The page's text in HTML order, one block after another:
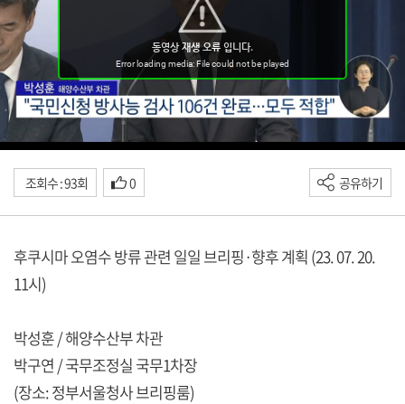
조회수 : 93회 0 공유하기
후쿠시마 오염수 방류 관련 일일 브리핑·향후 계획 (23. 07. 20.
11시)
박성훈 / 해양수산부 차관
박구연 / 국무조정실 국무1차장
(장소: 정부서울청사 브리핑룸)